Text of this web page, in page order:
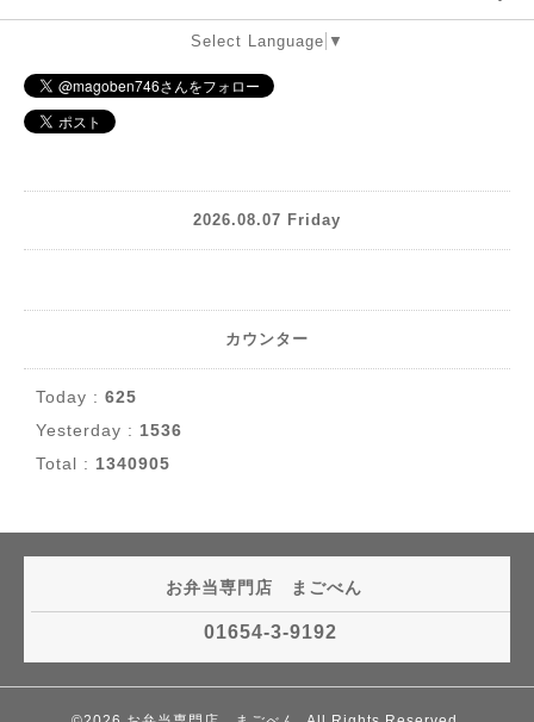
Select Language ▼
2026.08.07 Friday
カウンター
Today : 625
Yesterday : 1536
Total : 1340905
お弁当専門店 まごべん
01654-3-9192